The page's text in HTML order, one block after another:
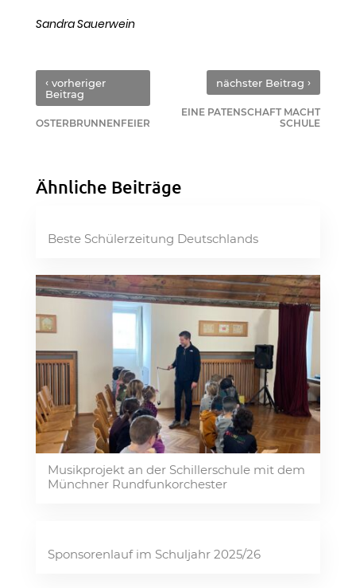
Sandra Sauerwein
‹vorheriger
Beitrag
OSTERBRUNNENFEIER
nächster Beitrag›
EINE PATENSCHAFT MACHT
SCHULE
Ähnliche Beiträge
Beste Schülerzeitung Deutschlands
Musikprojekt an der Schillerschule mit dem
Münchner Rundfunkorchester
Sponsorenlauf im Schuljahr 2025/26